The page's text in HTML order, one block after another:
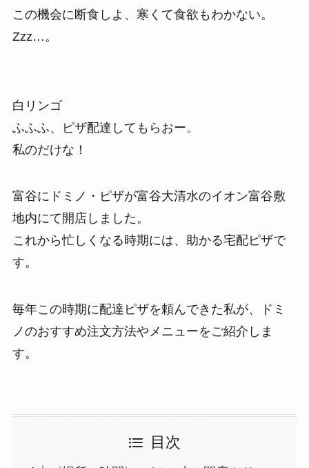
この機会に断食しよ、寒くて食欲もわかない。
Zzz…。
白リンゴ
ふふふ、ピザ配達してもらおー。
私のだけな！
富谷にドミノ・ピザが富谷大清水のイオン富谷敷
地内にて開店しました。
これから忙しくなる時期には、助かる宅配ピザで
す。
毎年この時期に配達ピザを頼んできた私が、ドミ
ノのおすすめ注文方法やメニューをご紹介しま
す。
目次